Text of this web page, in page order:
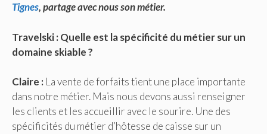
Tignes, partage avec nous son métier.
Travelski : Quelle est la spécificité du métier sur un
domaine skiable ?
Claire : La vente de forfaits tient une place importante
dans notre métier. Mais nous devons aussi renseigner
les clients et les accueillir avec le sourire. Une des
spécificités du métier d’hôtesse de caisse sur un